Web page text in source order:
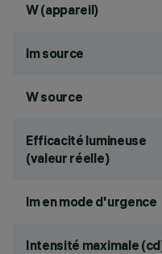
W (appareil)
lm source
W source
Efficacité lumineuse
(valeur réelle)
lm en mode d'urgence
Intensité maximale